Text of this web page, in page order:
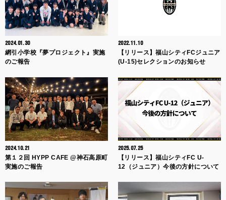
2024.01.30
網引小学校『夢プロジェクト』実施
のご報告
2022.11.10
【リリース】福山シティFCジュニア
(U-15)セレクションのお知らせ
2024.10.21
第１２回 HYPP CAFE @神石高原町
実施のご報告
2025.07.25
【リリース】福山シティFC U-
12（ジュニア）今後の方針について